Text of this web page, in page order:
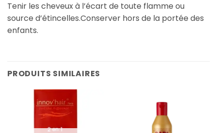
Tenir les cheveux à l’écart de toute flamme ou
source d’étincelles.Conserver hors de la portée des
enfants.
PRODUITS SIMILAIRES